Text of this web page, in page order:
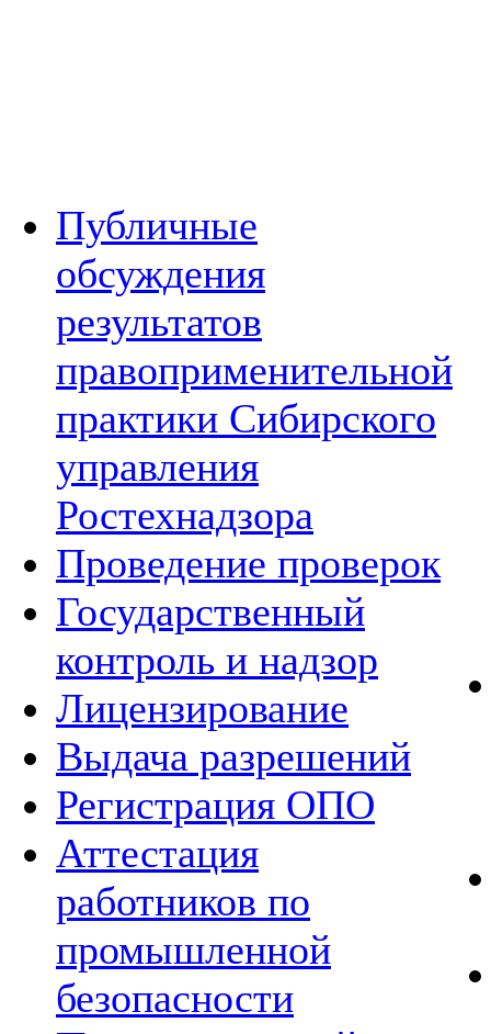
Публичные
обсуждения
результатов
правоприменительной
практики Сибирского
управления
Ростехнадзора
Проведение проверок
Государственный
контроль и надзор
Лицензирование
Выдача разрешений
Регистрация ОПО
Аттестация
работников по
промышленной
безопасности